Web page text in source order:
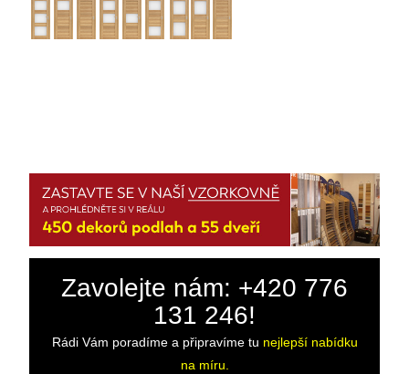
Zavolejte nám: +420 776
131 246!
Rádi Vám poradíme a připravíme tu nejlepší nabídku
na míru.